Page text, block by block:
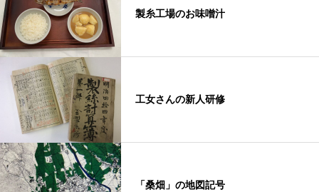
製糸工場のお味噌汁
工女さんの新人研修
「桑畑」の地図記号